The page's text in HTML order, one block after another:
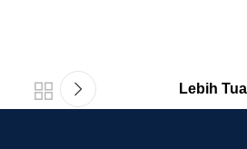
Lebih Tua